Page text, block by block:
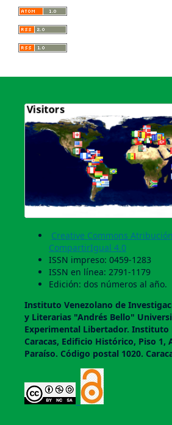
Creative Commons
CompartirIgual 4.0
ISSN impreso: 0459-1283
ISSN en línea: 2791-1179
Edición: dos números al año.
Instituto Venezolano de
y Literarias "Andrés Bello"
Experimental Libertador. Instituto
Caracas, Edificio Histórico, Piso 1,
Paraí­so. Código postal 1020.